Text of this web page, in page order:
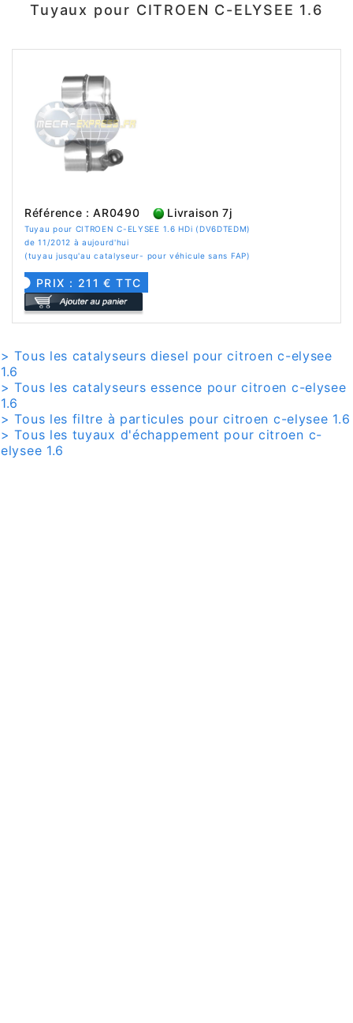
Tuyaux pour CITROEN C-ELYSEE 1.6
Référence : AR0490 Livraison 7j
Tuyau pour CITROEN C-ELYSEE 1.6 HDi (DV6DTEDM)
de 11/2012 à aujourd'hui
(tuyau jusqu'au catalyseur- pour véhicule sans FAP)
PRIX : 211 € TTC
> Tous les catalyseurs diesel pour citroen c-elysee
1.6
> Tous les catalyseurs essence pour citroen c-elysee
1.6
> Tous les filtre à particules pour citroen c-elysee 1.6
> Tous les tuyaux d'échappement pour citroen c-
elysee 1.6